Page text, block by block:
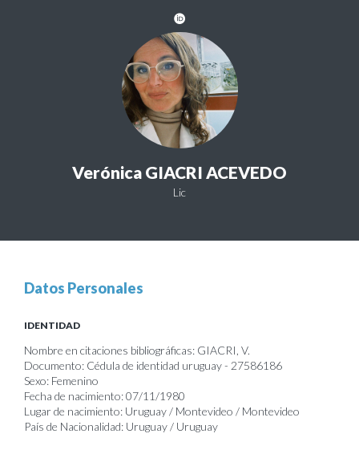
Verónica GIACRI ACEVEDO
Lic
Datos Personales
IDENTIDAD
Nombre en citaciones bibliográficas: GIACRI, V.
Documento: Cédula de identidad uruguay - 27586186
Sexo: Femenino
Fecha de nacimiento: 07/11/1980
Lugar de nacimiento: Uruguay / Montevideo / Montevideo
País de Nacionalidad: Uruguay / Uruguay